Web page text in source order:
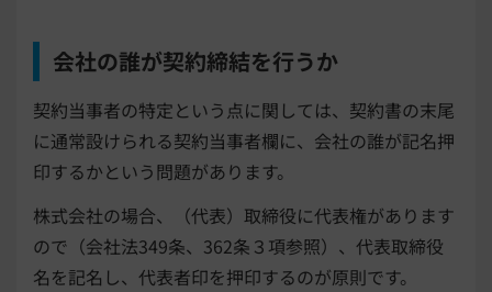
会社の誰が契約締結を行うか
契約当事者の特定という点に関しては、契約書の末尾
に通常設けられる契約当事者欄に、会社の誰が記名押
印するかという問題があります。
株式会社の場合、（代表）取締役に代表権があります
ので（会社法349条、362条３項参照）、代表取締役
名を記名し、代表者印を押印するのが原則です。